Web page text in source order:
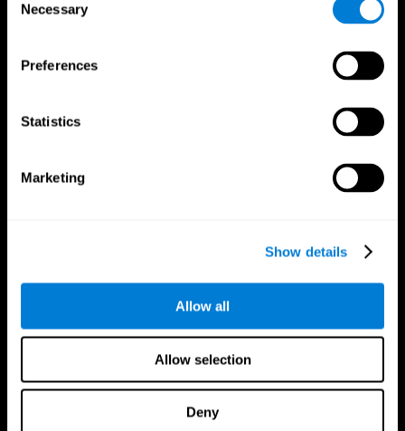
Selection
Necessary
Preferences
Statistics
Marketing
Show details
Allow all
Allow selection
Deny
Síguenos en
Tu Cerebro Investigación
Validación de las Terapias Digitales